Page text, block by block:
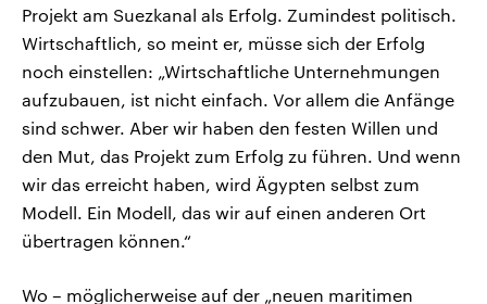
Projekt am Suezkanal als Erfolg. Zumindest politisch.
Wirtschaftlich, so meint er, müsse sich der Erfolg
noch einstellen: „Wirtschaftliche Unternehmungen
aufzubauen, ist nicht einfach. Vor allem die Anfänge
sind schwer. Aber wir haben den festen Willen und
den Mut, das Projekt zum Erfolg zu führen. Und wenn
wir das erreicht haben, wird Ägypten selbst zum
Modell. Ein Modell, das wir auf einen anderen Ort
übertragen können.“
Wo – möglicherweise auf der „neuen maritimen